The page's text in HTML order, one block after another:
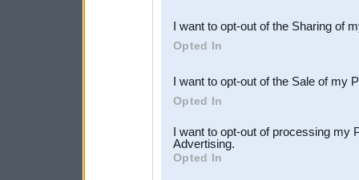
Downstream Participants
third parties.
I want to opt-out of the Sharing of
Opted In
I want to opt-out of the Sale of my
Opted In
I want to opt-out of processing my
Advertising.
Opted In